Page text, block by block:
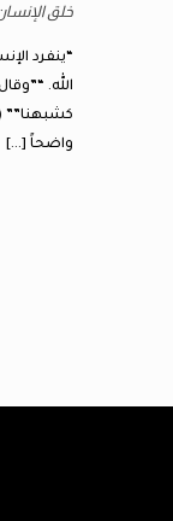
خلق
“ينفرد
الله.
واضحاً […]